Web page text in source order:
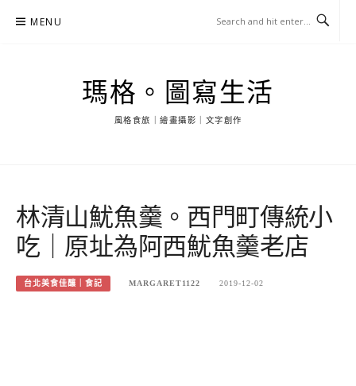
MENU
瑪格。圖寫生活
風格食旅｜繪畫攝影｜文字創作
林清山魷魚羹。西門町傳統小
吃｜原址為阿西魷魚羹老店
台北美食佳釀｜食記 MARGARET1122 2019-12-02